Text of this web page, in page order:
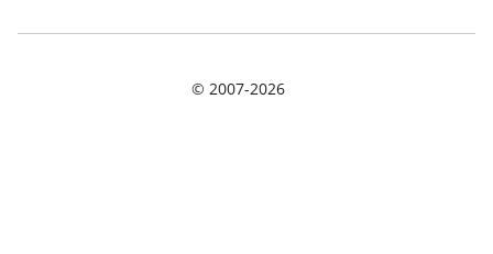
© 2007-2026